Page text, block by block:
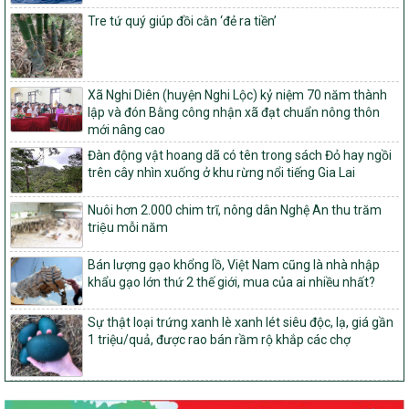
trong xây dựng nông thôn mới giai đoạn 2026-2030 trên địa bàn
tỉnh Nghệ An
103/PTNT-NTM
Về việc đăng ký thực hiện Dự án liên kết theo chuỗi giá trị thuộc
Dự án 2 – Chương trình Mục tiêu quốc gia Giảm nghèo bền vững
giai đoạn 2021-2025 được kéo dài sang năm 2026
827/QĐ-BNNMT
Quyết định Ban hành Kế hoạch triển khai thực hiện Chương trình
mục tiêu quốc gia xây dựng nông thôn mới, giảm nghèo bền
vững và phát triển kinh tế – xã hội vùng đồng bào dân tộc thiểu
số và miền núi giai đoạn 2026-2035, giai đoạn I: Từ năm 2026
đến năm 2030
14/2026/TT-BNNMT
Hướng dẫn thực hiện một số nội dung tiêu chí, điều kiện thuộc Bộ
tiêu chí quốc gia về nông thôn mới giai đoạn 2026 – 2030 thuộc
phạm vi quản lý nhà nước của Bộ Nông nghiệp và Môi trường
417/QĐ-BNNMT
Phê duyệt Chương trình mục tiêu quốc gia xây dựng nông thôn
mới, giảm nghèo bền vững và phát triển kinh tế – xã hội vùng
đồng bào dân tộc thiểu số và miền núi giai đoạn 2026-2035, giai
đoạn I: Từ năm 2026 đến năm 2030
Tre tứ quý giúp đồi cằn ‘đẻ ra tiền’
Xã Nghi Diên (huyện Nghi Lộc) kỷ niệm 70 năm thành
lập và đón Bằng công nhận xã đạt chuẩn nông thôn
mới nâng cao
Đàn động vật hoang dã có tên trong sách Đỏ hay ngồi
trên cây nhìn xuống ở khu rừng nổi tiếng Gia Lai
Nuôi hơn 2.000 chim trĩ, nông dân Nghệ An thu trăm
triệu mỗi năm
Bán lượng gạo khổng lồ, Việt Nam cũng là nhà nhập
khẩu gạo lớn thứ 2 thế giới, mua của ai nhiều nhất?
Sự thật loại trứng xanh lè xanh lét siêu độc, lạ, giá gần
1 triệu/quả, được rao bán rầm rộ khắp các chợ